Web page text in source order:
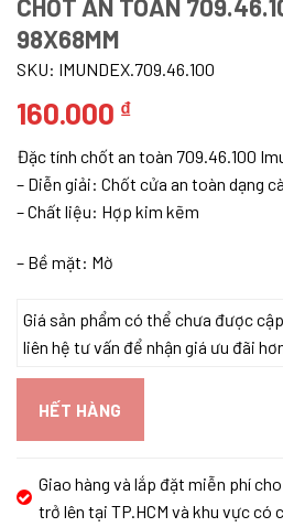
CHỐT AN TOÀN
98X68MM
SKU: IMUNDEX.709.46.100
160.000 ₫
Đặc tính chốt an toàn 709.46.100
– ​Diễn giải: Chốt cửa an toàn dạng
– Chất liệu: Hợp kim kẽm
– Bề mặt: Mờ
Giá sản phẩm có thể chưa được
liên hệ tư vấn để nhận giá ưu đãi
HẾT HÀNG
Giao hàng và lắp đặt miễn phí
trở lên tại TP.HCM và khu vực có